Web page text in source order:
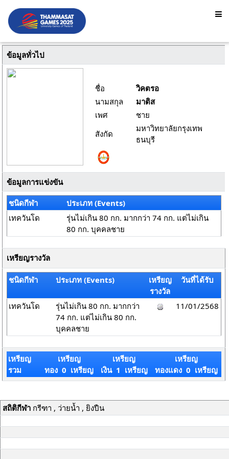
ข้อมูลทั่วไป
ชื่อ
วิคตรอ
นามสกุล
มาติส
เพศ
ชาย
สังกัด
มหาวิทยาลัยกรุงเทพ
ธนบุรี
ข้อมูลการแข่งขัน
ชนิดกีฬา
ประเภท (Events)
เทควันโด
รุ่นไม่เกิน 80 กก. มากกว่า 74 กก. แต่ไม่เกิน
80 กก. บุคคลชาย
เหรียญรางวัล
ชนิดกีฬา ประเภท (Events)
เหรียญ
รางวัล
วันที่ได้รับ
เทควันโด
รุ่นไม่เกิน 80 กก. มากกว่า
74 กก. แต่ไม่เกิน 80 กก.
บุคคลชาย
11/01/2568
เหรียญ
รวม
เหรียญ
ทอง 0 เหรียญ
เหรียญ
เงิน 1 เหรียญ
เหรียญ
ทองแดง 0 เหรียญ
สถิติกีฬากรีฑา , ว่ายน้ำ , ยิงปืน